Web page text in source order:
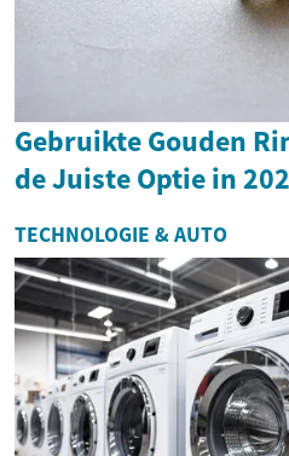
Gebruikte Gouden
de Juiste Optie in
TECHNOLOGIE & AUTO